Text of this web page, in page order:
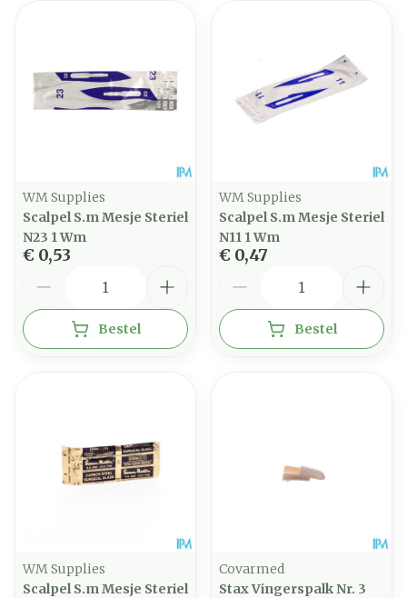
WM Supplies
Scalpel S.m Mesje Steriel
N23 1 Wm
€ 0,53
Bestel
WM Supplies
Scalpel S.m Mesje Steriel
N11 1 Wm
€ 0,47
Bestel
WM Supplies
Scalpel S.m Mesje Steriel
Covarmed
Stax Vingerspalk Nr. 3